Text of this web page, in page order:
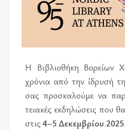
Η Βιβλιο­θή­κη Βορεί­ων
χρό­νια από την ίδρυ­σή
σας προ­σκα­λού­με να
τεια­κές εκ­δη­λώ­σεις που
στις4–5 Δεκεμ­βρί­ου 2025.